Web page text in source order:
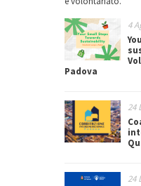
4
Padova
24
24